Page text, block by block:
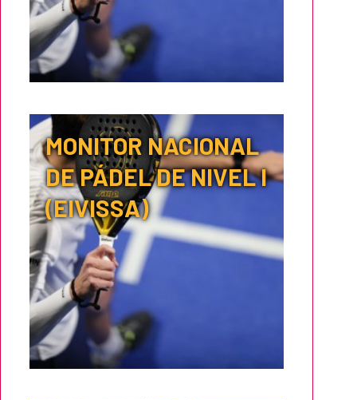
MONITOR NACIONAL
DE PÁDEL DE NIVEL I
(EIVISSA)